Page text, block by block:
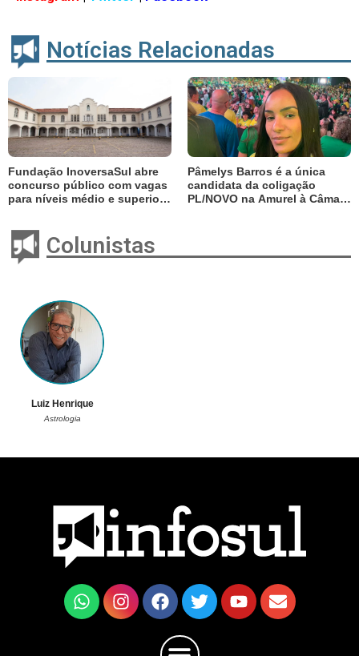
Notícias Relacionadas
Fundação InoversaSul abre
concurso público com vagas
para níveis médio e superior;
Pâmelys Barros é a única
candidata da coligação
PL/NOVO na Amurel à Câmara
Colunistas
Luiz Henrique
Astrologia